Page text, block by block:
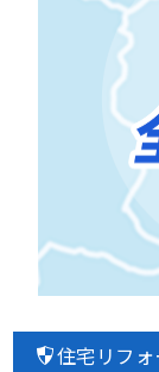
住宅リフ